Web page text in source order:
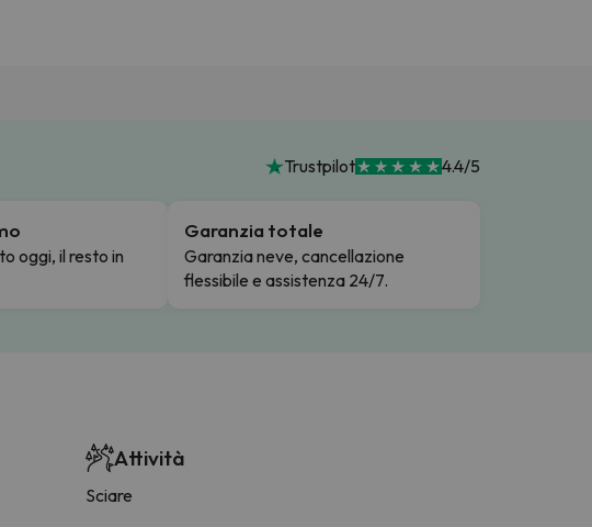
Trustpilot 4.4/5
oggi, il resto in
Garanzia totale
Garanzia neve, cancellazione
flessibile e assistenza 24/7.
Attività
Sciare